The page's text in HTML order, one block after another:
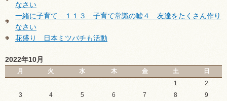
なさい
一緒に子育て １１３ 子育て常識の嘘４ 友達をたくさん作り
なさい
花盛り 日本ミツバチも活動
2022年10月
月 火 水 木 金 土 日
1
2
3
4 5 6 7 8
9